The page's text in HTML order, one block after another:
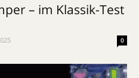
– im Klassik-Test
0